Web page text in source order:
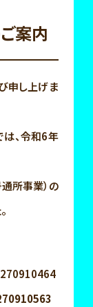
案内
申し上げま
は、令和6年
所事業）の